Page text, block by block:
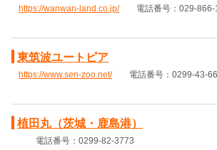
https://wanwan-land.co.jp/電話番号：029-866-
東筑波ユートピア
https://www.sen-zoo.net/電話番号：0299-43-
植田丸（茨城・鹿島港）
電話番号：0299-82-3773